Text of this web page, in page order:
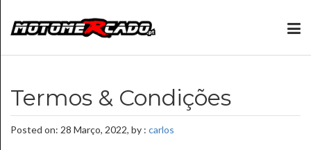
Termos & Condições
Posted on: 28 Março, 2022, by : carlos